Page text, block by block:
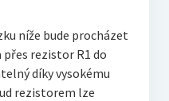
níže bude procházet
rezistor R1 do
díky vysokému
rezistorem lze